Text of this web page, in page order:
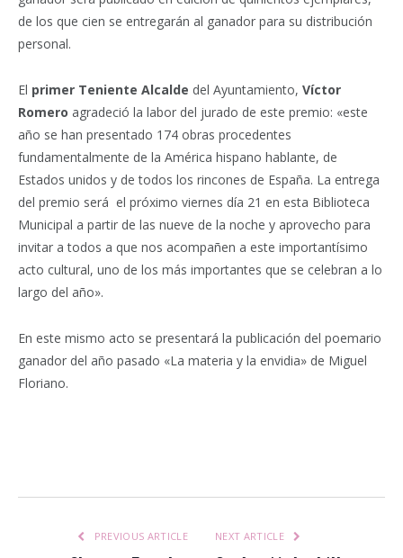
de los que cien se entregarán al ganador para su distribución
personal.
El primer Teniente Alcalde del Ayuntamiento, Víctor
Romero agradeció la labor del jurado de este premio: «este
año se han presentado 174 obras procedentes
fundamentalmente de la América hispano hablante, de
Estados unidos y de todos los rincones de España. La entrega
del premio será el próximo viernes día 21 en esta Biblioteca
Municipal a partir de las nueve de la noche y aprovecho para
invitar a todos a que nos acompañen a este importantísimo
acto cultural, uno de los más importantes que se celebran a lo
largo del año».
En este mismo acto se presentará la publicación del poemario
ganador del año pasado «La materia y la envidia» de Miguel
Floriano.
PREVIOUS ARTICLE NEXT ARTICLE